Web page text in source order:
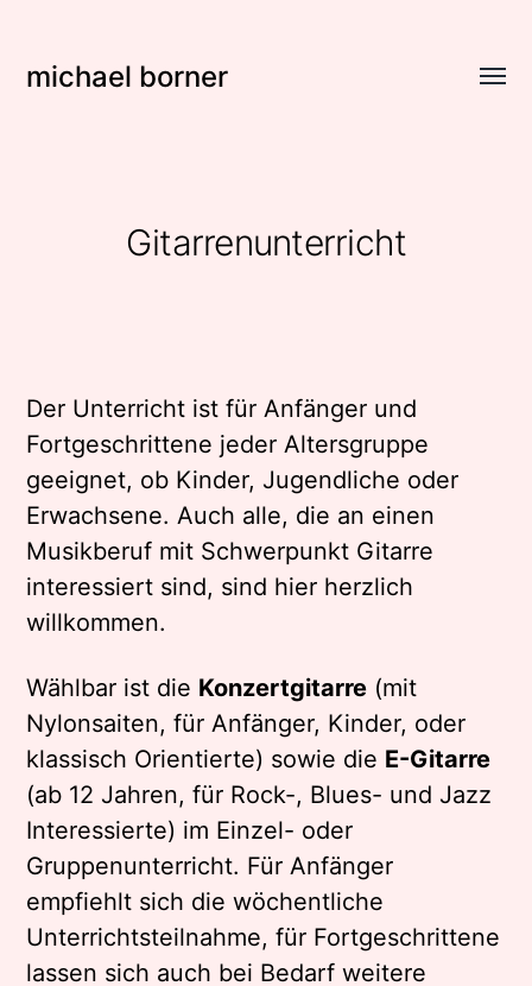
michael borner
Menü
Gitarrenunterricht
Der Unterricht ist für Anfänger und
Fortgeschrittene jeder Altersgruppe
geeignet, ob Kinder, Jugendliche oder
Erwachsene. Auch alle, die an einen
Musikberuf mit Schwerpunkt Gitarre
interessiert sind, sind hier herzlich
willkommen.
Wählbar ist die Konzertgitarre (mit
Nylonsaiten, für Anfänger, Kinder, oder
klassisch Orientierte) sowie die E-Gitarre
(ab 12 Jahren, für Rock-, Blues- und Jazz
Interessierte) im Einzel- oder
Gruppenunterricht. Für Anfänger
empfiehlt sich die wöchentliche
Unterrichtsteilnahme, für Fortgeschrittene
lassen sich auch bei Bedarf weitere